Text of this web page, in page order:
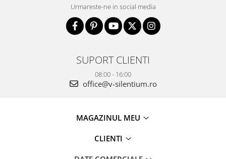
Urmareste-ne in social media
SUPORT CLIENTI
08:00 - 16:00
office@v-silentium.ro
MAGAZINUL MEU
CLIENTI